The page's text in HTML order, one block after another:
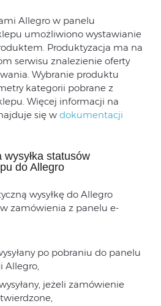
Allegro w panelu
umożliwiono wystawianie
Produktyzacja ma na
serwisu znalezienie oferty
Wybranie produktu
kategorii pobrane z
Więcej informacji na
się w dokumentacji
statusów
do Allegro
wysyłkę do Allegro
zamówienia z panelu e-
po pobraniu do panelu
Allegro,
jeżeli zamówienie